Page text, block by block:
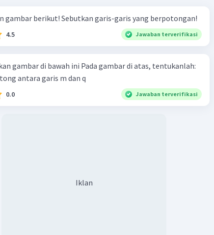
Perhatikan gambar berikut! Sebutkan garis-garis yang berpotongan!
4.5 Jawaban terverifikasi
di bawah ini Pada gambar di atas, tentukanlah:
antara garis m dan q
0.0 Jawaban terverifikasi
Iklan